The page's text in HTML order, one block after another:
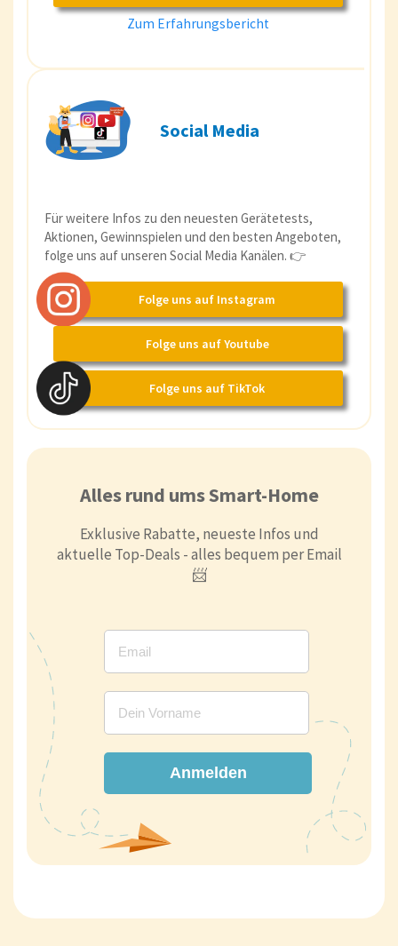
Zum Erfahrungsbericht
Social Media
Für weitere Infos zu den neuesten Gerätetests,
Aktionen, Gewinnspielen und den besten Angeboten,
folge uns auf unseren Social Media Kanälen. 👉
Folge uns auf Instagram
Folge uns auf Youtube
Folge uns auf TikTok
Alles rund ums Smart-Home
Exklusive Rabatte, neueste Infos und
aktuelle Top-Deals - alles bequem per Email
📨
Anmelden